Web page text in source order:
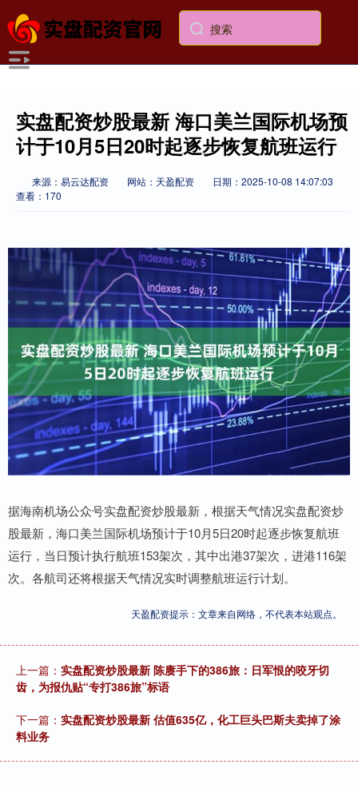
实盘配资炒股最新 海口美兰国际机场预
计于10月5日20时起逐步恢复航班运行
来源：易云达配资 网站：天盈配资
日期：2025-10-08 14:07:03
查看：170
据海南机场公众号实盘配资炒股最新，根据天气情况实盘配资炒
股最新，海口美兰国际机场预计于10月5日20时起逐步恢复航班
运行，当日预计执行航班153架次，其中出港37架次，进港116架
次。各航司还将根据天气情况实时调整航班运行计划。
天盈配资提示：文章来自网络，不代表本站观点。
上一篇： 实盘配资炒股最新 陈赓手下的386旅：日军恨的咬牙切
齿，为报仇贴“专打386旅”标语
下一篇： 实盘配资炒股最新 估值635亿，化工巨头巴斯夫卖掉了涂
料业务